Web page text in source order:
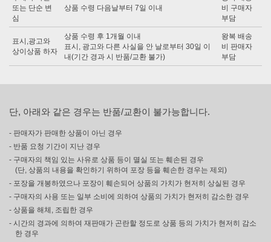
또는 단순 변
심
상품 수령 다음날부터 7일 이내
비 구매자
부담
표시,광고와
상이상품 하자
상품 수령 후 1개월 이내
표시, 광고와 다른 사실을 안 날로부터 30일 이
내(기간 경과 시 반품/교환 불가)
왕복 배송
비 판매자
부담
단, 아래와 같은 경우는 반품/교환이 불가능합니다.
- 판매자가 판매한 상품이 아닌 경우
- 반품 요청 기간이 지난 경우
- 구매자의 책임 있는 사유로 상품 등이 멸실 또는 훼손된 경우
(단, 상품의 내용을 확인하기 위하여 포장 등을 훼손한 경우는 제외)
- 포장을 개봉하였으나 포장이 훼손되어 상품의 가치가 현저히 상실된 경우
- 구매자의 사용 또는 일부 소비에 의하여 상품의 가치가 현저히 감소한 경우
- 상품을 해체, 조립한 경우
- 시간의 경과에 의하여 재판매가 곤란할 정도로 상품 등의 가치가 현저히 감소
한 경우